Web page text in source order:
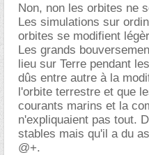
Non, non les orbites ne
Les simulations sur
orbites se modifient
Les grands
lieu sur Terre pendant
dûs entre autre à la
l'orbite terrestre et que
courants marins et la
n'expliquaient pas tout.
stables mais qu'il a du
@+.